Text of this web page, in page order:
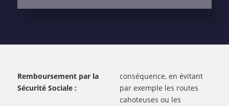
Remboursement par la
Sécurité Sociale :
conséquence, en évitant
par exemple les routes
cahoteuses ou les